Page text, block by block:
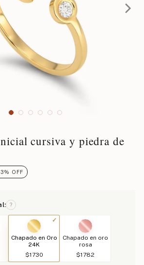
cursiva y piedra de
OFF
?
Chapado en Oro
24K
$1730
Chapado en oro
rosa
$1782